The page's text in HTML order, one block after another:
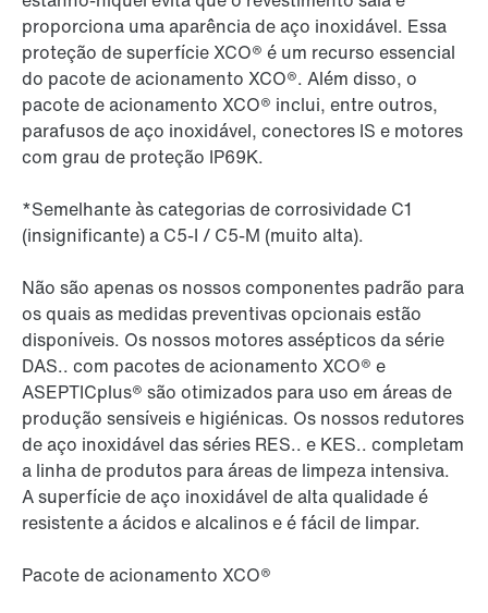
proporciona uma aparência de aço inoxidável. Essa
proteção de superfície XCO® é um recurso essencial
do pacote de acionamento XCO®. Além disso, o
pacote de acionamento XCO® inclui, entre outros,
parafusos de aço inoxidável, conectores IS e motores
com grau de proteção IP69K.
*Semelhante às categorias de corrosividade C1
(insignificante) a C5-I / C5-M (muito alta).
Não são apenas os nossos componentes padrão para
os quais as medidas preventivas opcionais estão
disponíveis. Os nossos motores assépticos da série
DAS.. com pacotes de acionamento XCO® e
ASEPTICplus® são otimizados para uso em áreas de
produção sensíveis e higiénicas. Os nossos redutores
de aço inoxidável das séries RES.. e KES.. completam
a linha de produtos para áreas de limpeza intensiva.
A superfície de aço inoxidável de alta qualidade é
resistente a ácidos e alcalinos e é fácil de limpar.
Pacote de acionamento XCO®